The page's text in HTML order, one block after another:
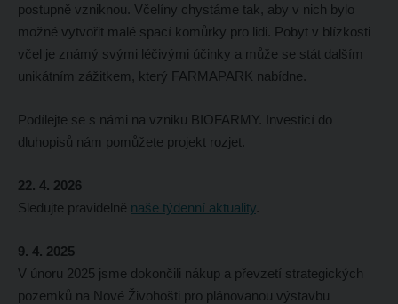
postupně vzniknou. Včelíny chystáme tak, aby v nich bylo
možné vytvořit malé spací komůrky pro lidi. Pobyt v blízkosti
včel je známý svými léčivými účinky a může se stát dalším
unikátním zážitkem, který FARMAPARK nabídne.
Podílejte se s námi na vzniku BIOFARMY. Investicí do
dluhopisů nám pomůžete projekt rozjet.
22. 4. 2026
Sledujte pravidelně naše týdenní aktuality.
9. 4. 2025
V únoru 2025 jsme dokončili nákup a převzetí strategických
pozemků na Nové Živohošti pro plánovanou výstavbu